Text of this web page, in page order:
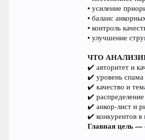
• усиление
• баланс
• контроль
• улучшение
ЧТО
✔️ авторитет и
✔️ уровень
✔️ качество и
✔️
✔️ анкор-лист и
✔️ конкурентов в
Главная цель —